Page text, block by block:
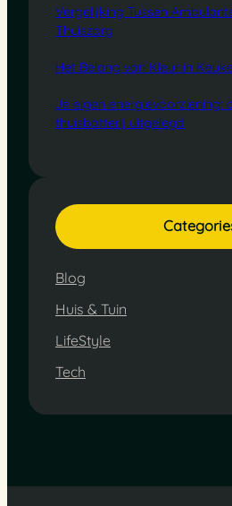
Vergelijking Tussen
Thuiszorg
Het Belang van Kleur in
Je eigen energievoorziening:
thuisbatterij uitgelegd
Blog
Huis & Tuin
LifeStyle
Tech